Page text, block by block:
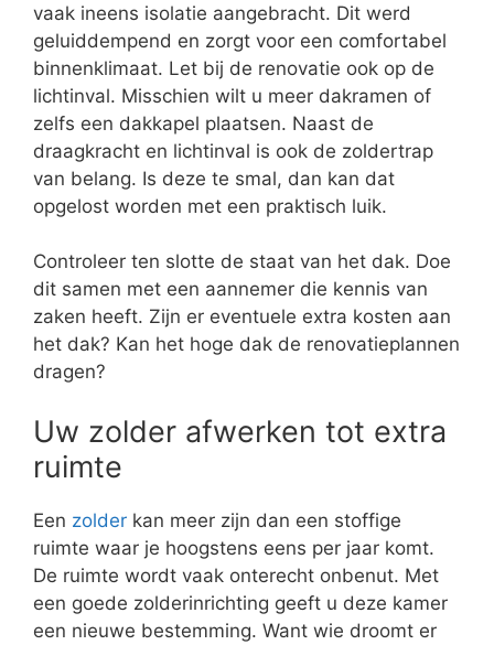
vaak ineens isolatie aangebracht. Dit werd
geluiddempend en zorgt voor een comfortabel
binnenklimaat. Let bij de renovatie ook op de
lichtinval. Misschien wilt u meer dakramen of
zelfs een dakkapel plaatsen. Naast de
draagkracht en lichtinval is ook de zoldertrap
van belang. Is deze te smal, dan kan dat
opgelost worden met een praktisch luik.
Controleer ten slotte de staat van het dak. Doe
dit samen met een aannemer die kennis van
zaken heeft. Zijn er eventuele extra kosten aan
het dak? Kan het hoge dak de renovatieplannen
dragen?
Uw zolder afwerken tot extra
ruimte
Een zolder kan meer zijn dan een stoffige
ruimte waar je hoogstens eens per jaar komt.
De ruimte wordt vaak onterecht onbenut. Met
een goede zolderinrichting geeft u deze kamer
een nieuwe bestemming. Want wie droomt er